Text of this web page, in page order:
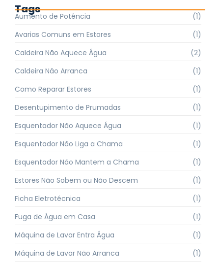
Tags
Aumento de Potência
(1)
Avarias Comuns em Estores
(1)
Caldeira Não Aquece Água
(2)
Caldeira Não Arranca
(1)
Como Reparar Estores
(1)
Desentupimento de Prumadas
(1)
Esquentador Não Aquece Água
(1)
Esquentador Não Liga a Chama
(1)
Esquentador Não Mantem a Chama
(1)
Estores Não Sobem ou Não Descem
(1)
Ficha Eletrotécnica
(1)
Fuga de Água em Casa
(1)
Máquina de Lavar Entra Água
(1)
Máquina de Lavar Não Arranca
(1)